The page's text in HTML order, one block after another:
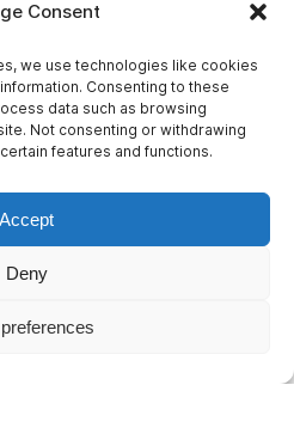
Consent
we use technologies like cookies
Consenting to these
data such as browsing
Not consenting or withdrawing
features and functions.
Accept
Deny